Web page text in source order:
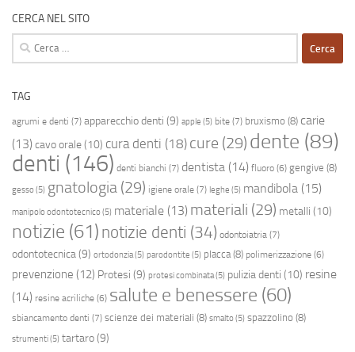
CERCA NEL SITO
Ricerca
per:
TAG
agrumi e denti (7) apparecchio denti (9) apple (5) bite (7) bruxismo (8) carie
(13) cavo orale(10) cura denti (18) cure (29) dente (89)
denti (146) denti bianchi (7) dentista (14) fluoro (6) gengive (8)
gesso(5) gnatologia (29) igiene orale (7) leghe (5) mandibola (15)
manipolo odontotecnico(5) materiale (13) materiali (29) metalli (10)
notizie (61) notizie denti (34) odontoiatria (7)
odontotecnica (9) ortodonzia(5) parodontite (5) placca(8) polimerizzazione (6)
prevenzione (12) Protesi (9) protesi combinata(5) pulizia denti (10) resine
(14) resine acriliche (6) salute e benessere (60)
sbiancamento denti (7) scienze dei materiali (8) smalto(5) spazzolino (8)
strumenti(5) tartaro(9)